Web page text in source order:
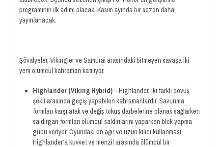
programının ilk adımı olacak, Kasım ayında bir sezon daha
yayınlanacak.
Şövalyeler, Vikingler ve Samurai arasındaki bitmeyen savaşa iki
yeni ölümcül kahraman katılıyor.
Highlander (Viking Hybrid)– Highlander, iki farklı dövüş
şekli arasında geçiş yapabilen kahramanlardır. Savunma
formları karşı atak ve değiş tokuş darbelerine olanak sağlarken
saldırgan formları ölümcül saldırılarını yaparken blok yapma
gücü veriyor. Oyundaki en ağır ve uzun kılıcı kullanması
Highlander’a kuvvet ve menzil arasında ölümcül bir